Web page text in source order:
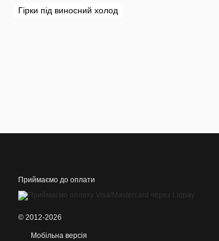
Гірки під виносний холод
Приймаємо до оплати
© 2012-2026
Мобільна версія